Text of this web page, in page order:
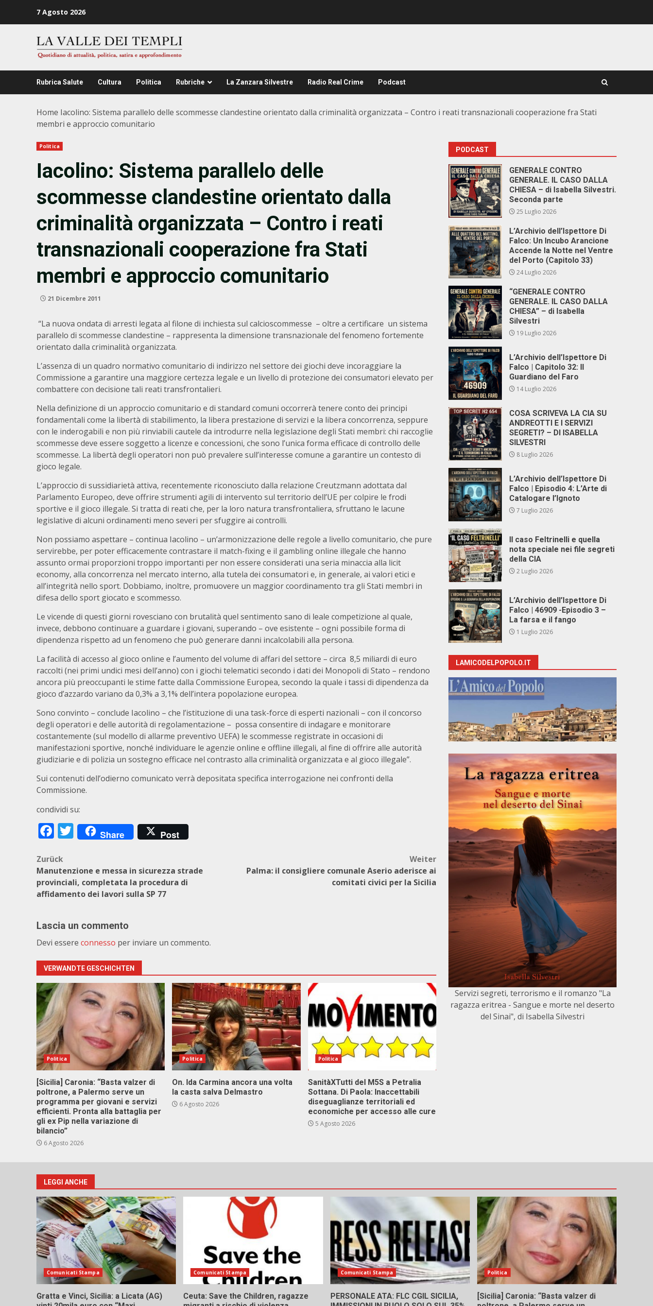
7 Agosto 2026
Rubrica Salute Cultura Politica Rubriche La Zanzara Silvestre Radio Real Crime Podcast
Home Iacolino: Sistema parallelo delle scommesse clandestine orientato dalla criminalità organizzata – Contro i reati transnazionali cooperazione fra Stati
membri e approccio comunitario
Politica
Iacolino: Sistema parallelo delle
scommesse clandestine orientato dalla
criminalità organizzata – Contro i reati
transnazionali cooperazione fra Stati
membri e approccio comunitario
21 Dicembre 2011
“La nuova ondata di arresti legata al filone di inchiesta sul calcioscommesse – oltre a certificare un sistema
parallelo di scommesse clandestine – rappresenta la dimensione transnazionale del fenomeno fortemente
orientato dalla criminalità organizzata.
L’assenza di un quadro normativo comunitario di indirizzo nel settore dei giochi deve incoraggiare la
Commissione a garantire una maggiore certezza legale e un livello di protezione dei consumatori elevato per
combattere con decisione tali reati transfrontalieri.
Nella definizione di un approccio comunitario e di standard comuni occorrerà tenere conto dei principi
fondamentali come la libertà di stabilimento, la libera prestazione di servizi e la libera concorrenza, seppure
con le inderogabili e non più rinviabili cautele da introdurre nella legislazione degli Stati membri: chi raccoglie
scommesse deve essere soggetto a licenze e concessioni, che sono l’unica forma efficace di controllo delle
scommesse. La libertà degli operatori non può prevalere sull’interesse comune a garantire un contesto di
gioco legale.
L’approccio di sussidiarietà attiva, recentemente riconosciuto dalla relazione Creutzmann adottata dal
Parlamento Europeo, deve offrire strumenti agili di intervento sul territorio dell’UE per colpire le frodi
sportive e il gioco illegale. Si tratta di reati che, per la loro natura transfrontaliera, sfruttano le lacune
legislative di alcuni ordinamenti meno severi per sfuggire ai controlli.
Non possiamo aspettare – continua Iacolino – un’armonizzazione delle regole a livello comunitario, che pure
servirebbe, per poter efficacemente contrastare il match-fixing e il gambling online illegale che hanno
assunto ormai proporzioni troppo importanti per non essere considerati una seria minaccia alla licit
economy, alla concorrenza nel mercato interno, alla tutela dei consumatori e, in generale, ai valori etici e
all’integrità nello sport. Dobbiamo, inoltre, promuovere un maggior coordinamento tra gli Stati membri in
difesa dello sport giocato e scommesso.
Le vicende di questi giorni rovesciano con brutalità quel sentimento sano di leale competizione al quale,
invece, debbono continuare a guardare i giovani, superando – ove esistente – ogni possibile forma di
dipendenza rispetto ad un fenomeno che può generare danni incalcolabili alla persona.
La facilità di accesso al gioco online e l’aumento del volume di affari del settore – circa 8,5 miliardi di euro
raccolti (nei primi undici mesi dell’anno) con i giochi telematici secondo i dati dei Monopoli di Stato – rendono
ancora più preoccupanti le stime fatte dalla Commissione Europea, secondo la quale i tassi di dipendenza da
gioco d’azzardo variano da 0,3% a 3,1% dell’intera popolazione europea.
Sono convinto – conclude Iacolino – che l’istituzione di una task-force di esperti nazionali – con il concorso
degli operatori e delle autorità di regolamentazione – possa consentire di indagare e monitorare
costantemente (sul modello di allarme preventivo UEFA) le scommesse registrate in occasioni di
manifestazioni sportive, nonché individuare le agenzie online e offline illegali, al fine di offrire alle autorità
giudiziarie e di polizia un sostegno efficace nel contrasto alla criminalità organizzata e al gioco illegale”.
Sui contenuti dell’odierno comunicato verrà depositata specifica interrogazione nei confronti della
Commissione.
condividi su:
Facebook
Twitter
Share Post
Beitragsnavigation
Zurück
Manutenzione e messa in sicurezza strade
provinciali, completata la procedura di
affidamento dei lavori sulla SP 77
Weiter
Palma: il consigliere comunale Aserio aderisce ai
comitati civici per la Sicilia
Lascia un commento
Devi essere connesso per inviare un commento.
VERWANDTE GESCHICHTEN
Politica
[Sicilia] Caronia: “Basta valzer di
poltrone, a Palermo serve un
programma per giovani e servizi
efficienti. Pronta alla battaglia per
gli ex Pip nella variazione di
bilancio”
6 Agosto 2026
Politica
On. Ida Carmina ancora una volta
la casta salva Delmastro
6 Agosto 2026
Politica
SanitàXTutti del M5S a Petralia
Sottana. Di Paola: Inaccettabili
diseguaglianze territoriali ed
economiche per accesso alle cure
5 Agosto 2026
PODCAST
GENERALE CONTRO
GENERALE. IL CASO DALLA
CHIESA – di Isabella Silvestri.
Seconda parte
25 Luglio 2026
L’Archivio dell’Ispettore Di
Falco: Un Incubo Arancione
Accende la Notte nel Ventre
del Porto (Capitolo 33)
24 Luglio 2026
“GENERALE CONTRO
GENERALE. IL CASO DALLA
CHIESA” – di Isabella
Silvestri
19 Luglio 2026
L’Archivio dell’Ispettore Di
Falco | Capitolo 32: Il
Guardiano del Faro
14 Luglio 2026
COSA SCRIVEVA LA CIA SU
ANDREOTTI E I SERVIZI
SEGRETI? – DI ISABELLA
SILVESTRI
8 Luglio 2026
L’Archivio dell’Ispettore Di
Falco | Episodio 4: L’Arte di
Catalogare l’Ignoto
7 Luglio 2026
Il caso Feltrinelli e quella
nota speciale nei file segreti
della CIA
2 Luglio 2026
L’Archivio dell’Ispettore Di
Falco | 46909 -Episodio 3 –
La farsa e il fango
1 Luglio 2026
LAMICODELPOPOLO.IT
Servizi segreti, terrorismo e il romanzo "La
ragazza eritrea - Sangue e morte nel deserto
del Sinai", di Isabella Silvestri
LEGGI ANCHE
Comunicati Stampa
Gratta e Vinci, Sicilia: a Licata (AG)
Comunicati Stampa
Ceuta: Save the Children, ragazze
Comunicati Stampa
PERSONALE ATA: FLC CGIL SICILIA,
Politica
[Sicilia] Caronia: “Basta valzer di